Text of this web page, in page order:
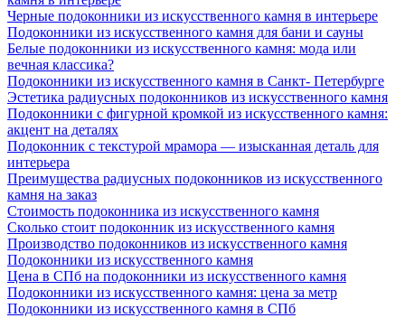
Черные подоконники из искусственного камня в интерьере
Подоконники из искусственного камня для бани и сауны
Белые подоконники из искусственного камня: мода или
вечная классика?
Подоконники из искусственного камня в Санкт- Петербурге
Эстетика радиусных подоконников из искусственного камня
Подоконники с фигурной кромкой из искусственного камня:
акцент на деталях
Подоконник с текстурой мрамора — изысканная деталь для
интерьера
Преимущества радиусных подоконников из искусственного
камня на заказ
Стоимость подоконника из искусственного камня
Сколько стоит подоконник из искусственного камня
Производство подоконников из искусственного камня
Подоконники из искусственного камня
Цена в СПб на подоконники из искусственного камня
Подоконники из искусственного камня: цена за метр
Подоконники из искусственного камня в СПб